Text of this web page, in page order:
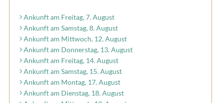
Ankunft am Freitag, 7. August
Ankunft am Samstag, 8. August
Ankunft am Mittwoch, 12. August
Ankunft am Donnerstag, 13. August
Ankunft am Freitag, 14. August
Ankunft am Samstag, 15. August
Ankunft am Montag, 17. August
Ankunft am Dienstag, 18. August